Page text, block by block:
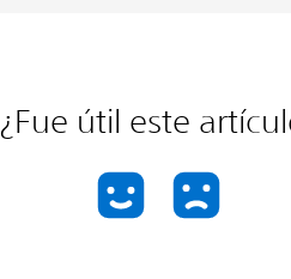
¿Fue útil este